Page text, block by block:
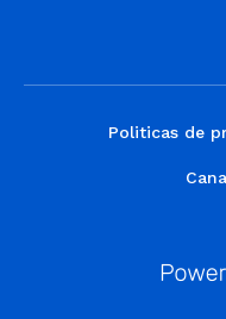
Politicas de